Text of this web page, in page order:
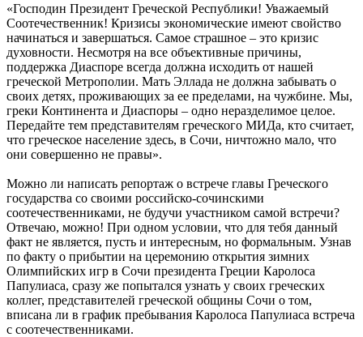
«Господин Президент Греческой Республики! Уважаемый
Соотечественник! Кризисы экономические имеют свойство
начинаться и завершаться. Самое страшное – это кризис
духовности. Несмотря на все объективные причины,
поддержка Диаспоре всегда должна исходить от нашей
греческой Метрополии. Мать Эллада не должна забывать о
своих детях, проживающих за ее пределами, на чужбине. Мы,
греки Континента и Диаспоры – одно неразделимое целое.
Передайте тем представителям греческого МИДа, кто считает,
что греческое население здесь, в Сочи, ничтожно мало, что
они совершенно не правы».
Можно ли написать репортаж о встрече главы Греческого
государства со своими российско-сочинскими
соотечественниками, не будучи участником самой встречи?
Отвечаю, можно! При одном условии, что для тебя данный
факт не является, пусть и интересным, но формальным. Узнав
по факту о прибытии на церемонию открытия зимних
Олимпийских игр в Сочи президента Греции Каролоса
Папулиаса, сразу же попытался узнать у своих греческих
коллег, представителей греческой общины Сочи о том,
вписана ли в график пребывания Каролоса Папулиаса встреча
с соотечественниками.